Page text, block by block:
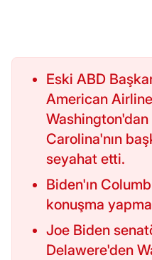
Eski ABD
American
Washington'dan
Carolina'nın
seyahat etti.
Biden'ın
konuşma
Joe Biden
Delawere'den